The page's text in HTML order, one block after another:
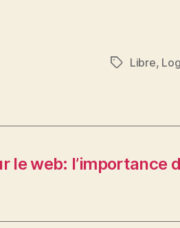
Étiquettes
Libre,
le web: l’importance